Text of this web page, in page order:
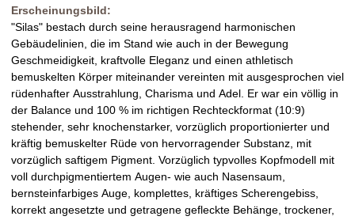
Erscheinungsbild:
"Silas" bestach durch seine herausragend harmonischen
Gebäudelinien, die im Stand wie auch in der Bewegung
Geschmeidigkeit, kraftvolle Eleganz und einen athletisch
bemuskelten Körper miteinander vereinten mit ausgesprochen viel
rüdenhafter Ausstrahlung, Charisma und Adel. Er war ein völlig in
der Balance und 100 % im richtigen Rechteckformat (10:9)
stehender, sehr knochenstarker, vorzüglich proportionierter und
kräftig bemuskelter Rüde von hervorragender Substanz, mit
vorzüglich saftigem Pigment. Vorzüglich typvolles Kopfmodell mit
voll durchpigmentiertem Augen- wie auch Nasensaum,
bernsteinfarbiges Auge, komplettes, kräftiges Scherengebiss,
korrekt angesetzte und getragene gefleckte Behänge, trockener,